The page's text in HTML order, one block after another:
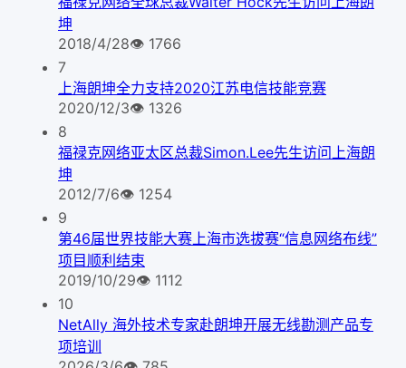
坤
2018/4/28👁 1766
7
上海朗坤全力支持2020江苏电信技能竞赛
2020/12/3👁 1326
8
福禄克网络亚太区总裁Simon.Lee先生访问上海朗
坤
2012/7/6👁 1254
9
第46届世界技能大赛上海市选拔赛“信息网络布线”
项目顺利结束
2019/10/29👁 1112
10
NetAlly 海外技术专家赴朗坤开展无线勘测产品专
项培训